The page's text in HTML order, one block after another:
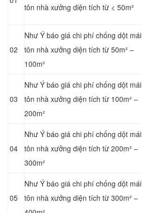
tôn nhà xưởng diện tích từ < 50m²
02
Như Ý báo giá chi phí chống dột mái
tôn nhà xưởng diện tích từ 50m² –
100m²
03
Như Ý báo giá chi phí chống dột mái
tôn nhà xưởng diện tích từ 100m² –
200m²
04
Như Ý báo giá chi phí chống dột mái
tôn nhà xưởng diện tích từ 200m² –
300m²
05
Như Ý báo giá chi phí chống dột mái
tôn nhà xưởng diện tích từ 300m² –